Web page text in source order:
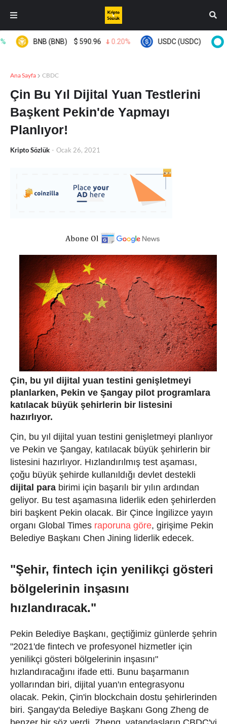
BNB (BNB) $ 590.96 0.20% USDC (USDC) $
Ana Sayfa CBDC
Çin Bu Yıl Dijital Yuan Testlerini
Başkent Pekin'de Yapmayı
Planlıyor!
Kripto Sözlük - Ocak 26, 2021
Çin, bu yıl dijital yuan testini genişletmeyi
planlarken, Pekin ve Şangay pilot programlara
katılacak büyük şehirlerin bir listesini
hazırlıyor.
Çin, bu yıl dijital yuan testini genişletmeyi planlıyor
ve Pekin ve Şangay, katılacak büyük şehirlerin bir
listesini hazırlıyor. Hızlandırılmış test aşaması,
çoğu büyük şehirde kullanıldığı devlet destekli
dijital para birimi için başarılı bir yılın ardından
geliyor. Bu test aşamasına liderlik eden şehirlerden
biri başkent Pekin olacak. Bir Çince İngilizce yayın
organı Global Times raporuna göre, girişime Pekin
Belediye Başkanı Chen Jining liderlik edecek.
"Şehir, fintech için yenilikçi gösteri
bölgelerinin inşasını
hızlandıracak."
Pekin Belediye Başkanı, geçtiğimiz günlerde şehrin
"2021'de fintech ve profesyonel hizmetler için
yenilikçi gösteri bölgelerinin inşasını"
hızlandıracağını ifade etti. Bunu başarmanın
yollarından biri, dijital yuan'ın entegrasyonu
olacak. Pekin, Çin'in blockchain dostu şehirlerinden
biri. Şangay'da Belediye Başkanı Gong Zheng de